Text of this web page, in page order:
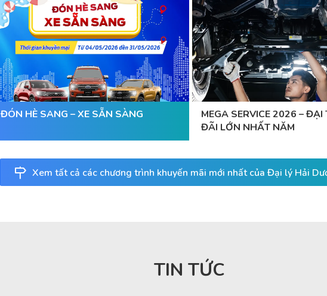
ĐÓN HÈ SANG – XE SẴN SÀNG
MEGA SERVICE 2026 – ĐẠI
ĐÃI LỚN NHẤT NĂM
Xem tất cả các chương trình khuyến mãi mới nhất của Đại lý Hải
TIN TỨC